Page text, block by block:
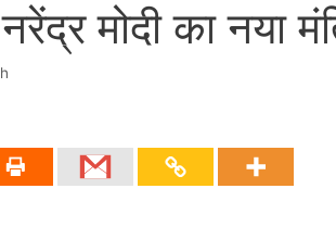
मोदी का नया